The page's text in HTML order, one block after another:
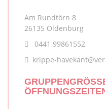
Am Rundtörn 8
26135 Oldenburg
0441 99861552
krippe-
GRUPPENGRÖSSE